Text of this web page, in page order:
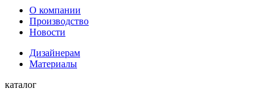
О компании
Производство
Новости
Дизайнерам
Материалы
каталог